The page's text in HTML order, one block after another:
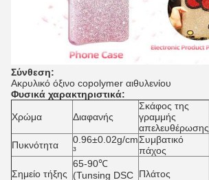
Σύνθεση:
Ακρυλικό όξινο copolymer αιθυλενίου
Φυσικά χαρακτηριστικά:
Χρώμα Διαφανής
Σκάφος της
γραμμής
απελευθέρωσης
Πυκνότητα
0.96±0.02g/cm
³
Συμβατικό
πάχος
Σημείο τήξης
65-90℃
(Tunsing DSC Πλάτος